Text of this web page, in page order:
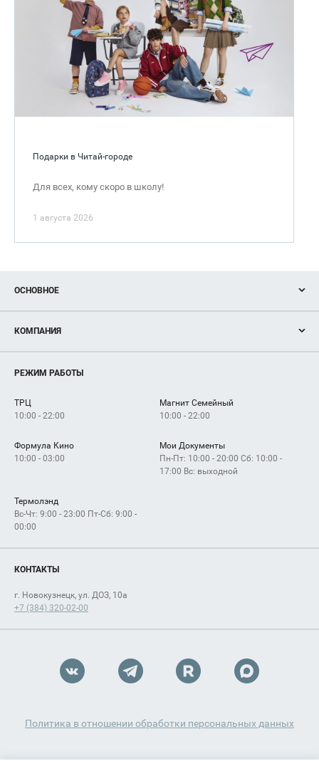
Подарки в Читай-городе
Для всех, кому скоро в школу!
1 августа 2026
ОСНОВНОЕ
Новости
Магазины
Услуги
КОМПАНИЯ
Рекламодателям
Как добраться
РЕЖИМ РАБОТЫ
ТРЦ
10:00 - 22:00
Магнит Семейный
10:00 - 22:00
Формула Кино
10:00 - 03:00
Мои Документы
Пн-Пт: 10:00 - 20:00 Сб: 10:00 -
17:00 Вс: выходной
Термолэнд
Вс-Чт: 9:00 - 23:00 Пт-Сб: 9:00 -
00:00
КОНТАКТЫ
г. Новокузнецк, ул. ДОЗ, 10а
+7 (384) 320-02-00
Политика в отношении обработки персональных данных